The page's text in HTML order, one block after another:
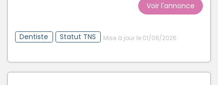
Voir l'annonce
Dentiste Statut TNS Mise à jour le 01/08/2026